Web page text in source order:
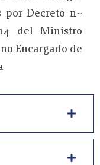
por Decreto n~
del Ministro
Encargado de